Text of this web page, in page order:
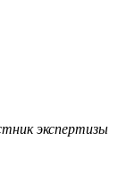
экспертизы